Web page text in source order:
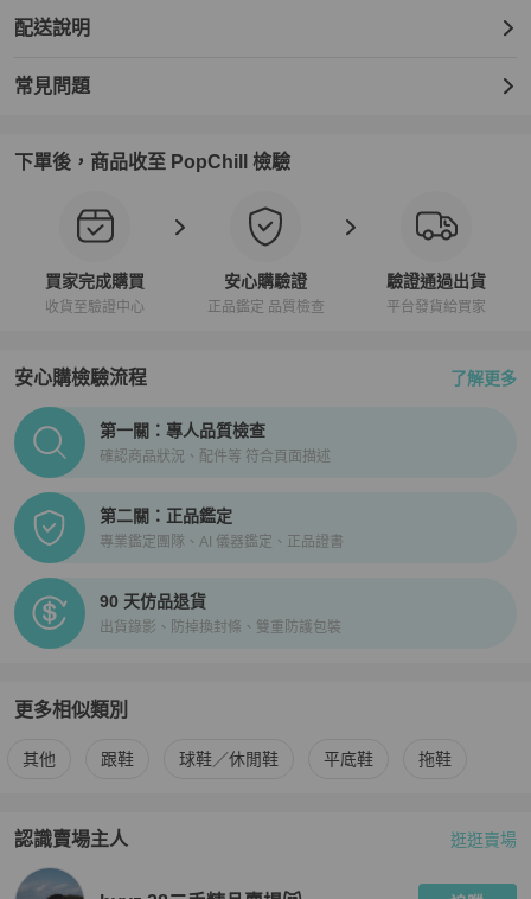
配送說明
常見問題
下單後，商品收至 PopChill 檢驗
買家完成購買
收貨至驗證中心
安心購驗證
正品鑑定 品質檢查
驗證通過出貨
平台發貨給買家
安心購檢驗流程 了解更多
PopChill拍拍圈正品驗證、安心購檢驗流程介紹
第一關：專人品質檢查
確認商品狀況、配件等 符合頁面描述
第二關：正品鑑定
專業鑑定團隊、AI 儀器鑑定、正品證書
90 天仿品退貨
出貨錄影、防掉換封條、雙重防護包裝
更多相似類別
更多Chanel 女鞋 相似商品推薦
其他 跟鞋 球鞋／休閒鞋 平底鞋 拖鞋
認識賣場主人
PopChill 拍拍圈嚴選賣家 介紹
逛逛賣場